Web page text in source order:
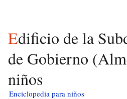
Edificio de la Subdelegación
de Gobierno
niños
Enciclopedia para niños